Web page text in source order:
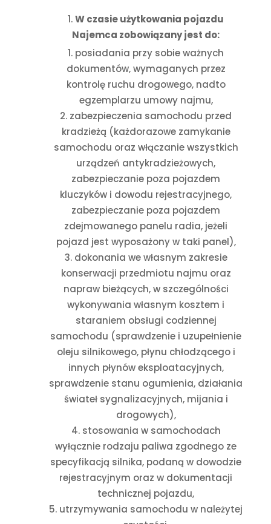
W czasie użytkowania pojazdu
Najemca zobowiązany jest do:
posiadania przy sobie ważnych
dokumentów, wymaganych przez
kontrolę ruchu drogowego, nadto
egzemplarzu umowy najmu,
zabezpieczenia samochodu przed
kradzieżą (każdorazowe zamykanie
samochodu oraz włączanie wszystkich
urządzeń antykradzieżowych,
zabezpieczanie poza pojazdem
kluczyków i dowodu rejestracyjnego,
zabezpieczanie poza pojazdem
zdejmowanego panelu radia, jeżeli
pojazd jest wyposażony w taki panel),
dokonania we własnym zakresie
konserwacji przedmiotu najmu oraz
napraw bieżących, w szczególności
wykonywania własnym kosztem i
staraniem obsługi codziennej
samochodu (sprawdzenie i uzupełnienie
oleju silnikowego, płynu chłodzącego i
innych płynów eksploatacyjnych,
sprawdzenie stanu ogumienia, działania
świateł sygnalizacyjnych, mijania i
drogowych),
stosowania w samochodach
wyłącznie rodzaju paliwa zgodnego ze
specyfikacją silnika, podaną w dowodzie
rejestracyjnym oraz w dokumentacji
technicznej pojazdu,
utrzymywania samochodu w należytej